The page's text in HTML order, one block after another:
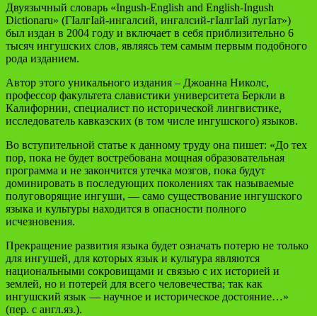
Двуязычный словарь «Ingush-English and English-Ingush
Dictionaru» (ГIалгIай-ингалсий, ингалсий-гIалгIай лугIат»)
был издан в 2004 году и включает в себя приблизительно 6
тысяч ингушских слов, являясь тем самым первым подобного
рода изданием.
Автор этого уникального издания – Джоанна Николс,
профессор факультета славистики университета Беркли в
Калифорнии, специалист по исторической лингвистике,
исследователь кавказских (в том числе ингушского) языков.
Во вступительной статье к данному труду она пишет: «До тех
пор, пока не будет востребована мощная образовательная
программа и не закончится утечка мозгов, пока будут
доминировать в последующих поколениях так называемые
полуговорящие ингуши, — само существование ингушского
языка и культуры находится в опасности полного
исчезновения.
Прекращение развития языка будет означать потерю не только
для ингушей, для которых язык и культура являются
национальными сокровищами и связью с их историей и
землей, но и потерей для всего человечества; так как
ингушский язык — научное и историческое достояние…»
(пер. с англ.яз.).